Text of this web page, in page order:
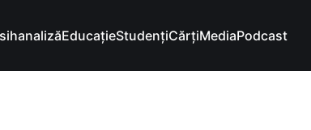
EducațieStudențiCărțiMediaPodcast